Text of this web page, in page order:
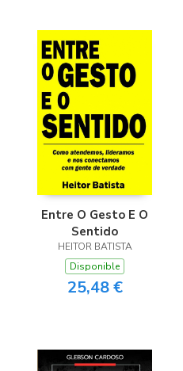
Entre O Gesto E O
Sentido
HEITOR BATISTA
Disponible
25,48 €